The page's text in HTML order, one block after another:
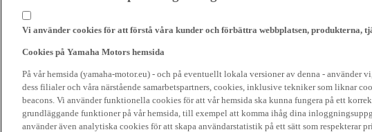
Vi använder cookies för att förstå våra kunder och förbättra webbplatsen, produkterna,
Cookies på Yamaha Motors hemsida
På vår hemsida (yamaha-motor.eu) - och på eventuellt lokala versioner av denna - använder
dess filialer och våra närstående samarbetspartners, cookies, inklusive tekniker som liknar
beacons. Vi använder funktionella cookies för att vår hemsida ska kunna fungera på ett
grundläggande funktioner på vår hemsida, till exempel att komma ihåg dina
använder även analytiska cookies för att skapa användarstatistik på ett sätt som respekterar